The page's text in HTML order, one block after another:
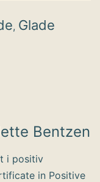
, Glade
Bentzen
i positiv
in Positive